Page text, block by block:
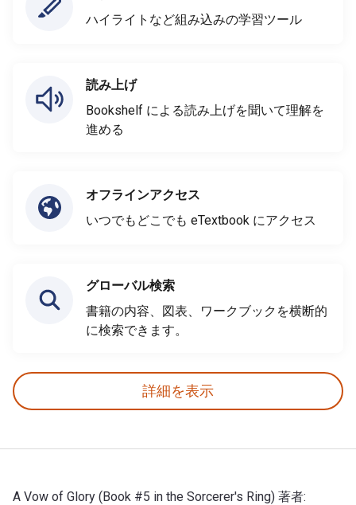
ハイライトなど組み込みの学習ツール
読み上げ
Bookshelf による読み上げを聞いて理解を
進める
オフラインアクセス
いつでもどこでも eTextbook にアクセス
グローバル検索
書籍の内容、図表、ワークブックを横断的
に検索できます。
詳細を表示
A Vow of Glory (Book #5 in the Sorcerer's Ring) 著者: